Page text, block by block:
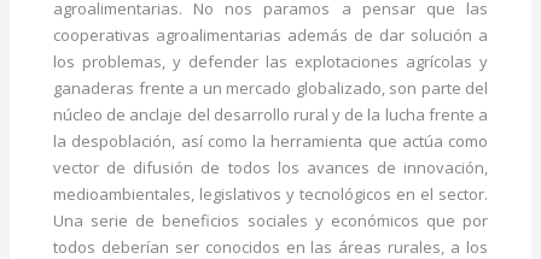
agroalimentarias. No nos paramos a pensar que las
cooperativas agroalimentarias además de dar solución a
los problemas, y defender las explotaciones agrícolas y
ganaderas frente a un mercado globalizado, son parte del
núcleo de anclaje del desarrollo rural y de la lucha frente a
la despoblación, así como la herramienta que actúa como
vector de difusión de todos los avances de innovación,
medioambientales, legislativos y tecnológicos en el sector.
Una serie de beneficios sociales y económicos que por
todos deberían ser conocidos en las áreas rurales, a los